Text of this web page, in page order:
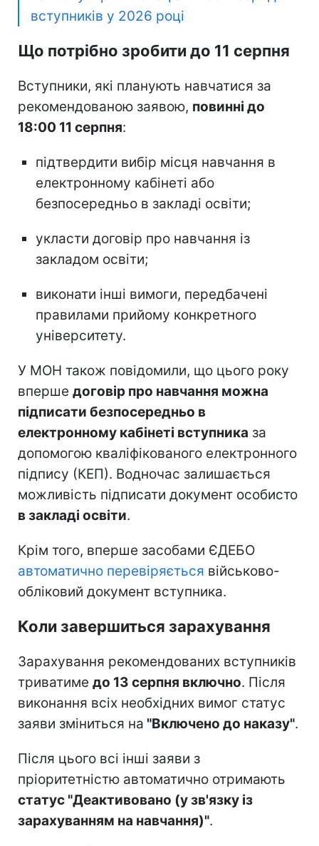
вступників у 2026 році
Що потрібно зробити до 11 серпня
Вступники, які планують навчатися за
рекомендованою заявою, повинні до
18:00 11 серпня:
підтвердити вибір місця навчання в
електронному кабінеті або
безпосередньо в закладі освіти;
укласти договір про навчання із
закладом освіти;
виконати інші вимоги, передбачені
правилами прийому конкретного
університету.
У МОН також повідомили, що цього року
вперше договір про навчання можна
підписати безпосередньо в
електронному кабінеті вступника за
допомогою кваліфікованого електронного
підпису (КЕП). Водночас залишається
можливість підписати документ особисто
в закладі освіти.
Крім того, вперше засобами ЄДЕБО
автоматично перевіряється військово-
обліковий документ вступника.
Коли завершиться зарахування
Зарахування рекомендованих вступників
триватиме до 13 серпня включно. Після
виконання всіх необхідних вимог статус
заяви зміниться на "Включено до наказу".
Після цього всі інші заяви з
пріоритетністю автоматично отримають
статус "Деактивовано (у зв'язку із
зарахуванням на навчання)".